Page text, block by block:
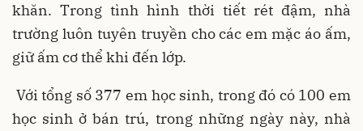
khăn. Trong tình hình thời tiết rét đậm, nhà
trường luôn tuyên truyền cho các em mặc áo ấm,
giữ ấm cơ thể khi đến lớp.
Với tổng số 377 em học sinh, trong đó có 100 em
học sinh ở bán trú, trong những ngày này, nhà